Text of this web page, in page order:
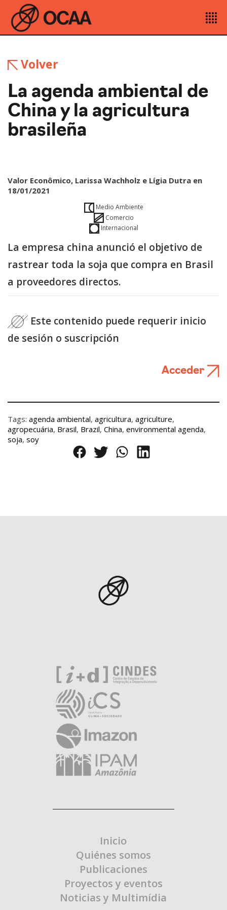
Volver
La agenda ambiental de
China y la agricultura
brasileña
Valor Econômico, Larissa Wachholz e Lígia Dutra en
18/01/2021
Medio Ambiente
Comercio
Internacional
La empresa china anunció el objetivo de
rastrear toda la soja que compra en Brasil
a proveedores directos.
Este contenido puede requerir inicio
de sesión o suscripción
Acceder
Tags: agenda ambiental, agricultura, agriculture,
agropecuária, Brasil, Brazil, China, environmental agenda,
soja, soy
Inicio
Quiénes somos
Publicaciones
Proyectos y eventos
Noticias y Multimídia